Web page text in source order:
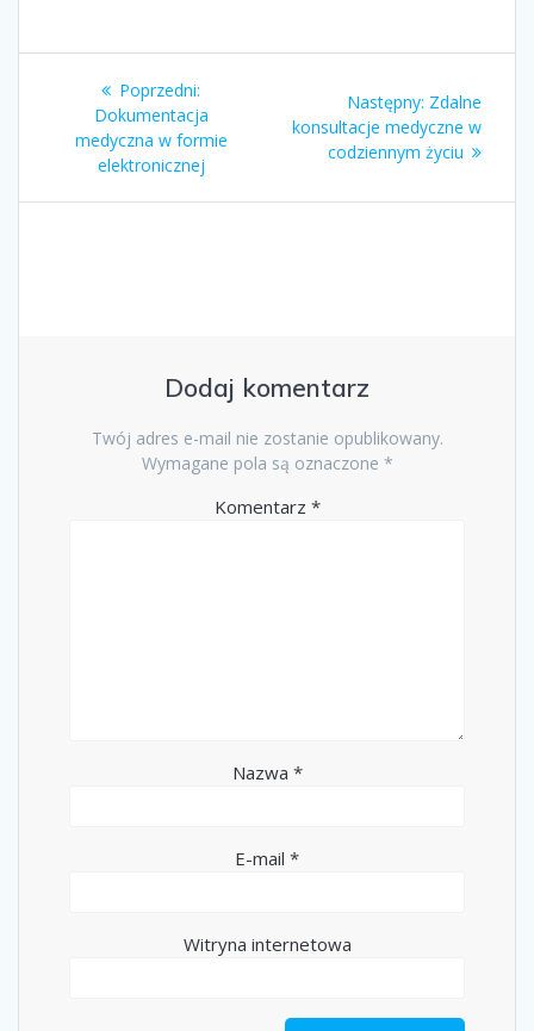
Nawigacja
wpisu
Poprzedni:
wpis:
Dokumentacja
medyczna w formie
elektronicznej
Następny: Następny
wpis:
Zdalne
konsultacje medyczne w
codziennym życiu
Dodaj komentarz
Twój adres e-mail nie zostanie opublikowany.
Wymagane pola są oznaczone *
Komentarz *
Nazwa *
E-mail *
Witryna internetowa